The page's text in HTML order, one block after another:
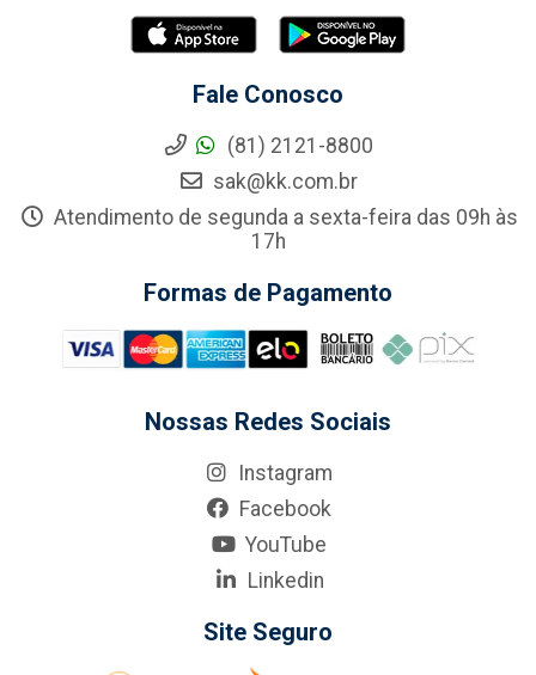
Fale Conosco
(81) 2121-8800
sak@kk.com.br
Atendimento de segunda a sexta-feira das 09h às
17h
Formas de Pagamento
Nossas Redes Sociais
Instagram
Facebook
YouTube
Linkedin
Site Seguro